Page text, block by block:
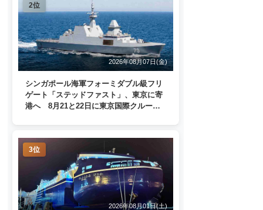
2位
2026年08月07日(金)
シンガポール海軍フォーミダブル級フリ
ゲート「ステッドファスト」、東京に寄
港へ 8月21と22日に東京国際クルーズ
3位
2026年08月01日(土)